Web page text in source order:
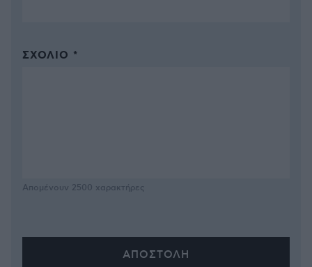
ΣΧΌΛΙΟ *
Απομένουν 2500 χαρακτήρες